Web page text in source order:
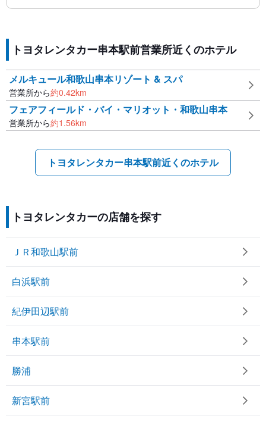
トヨタレンタカー串本駅前営業所近くのホテル
メルキュール和歌山串本リゾート & スパ
営業所から約0.42km
フェアフィールド・バイ・マリオット・和歌山串本
営業所から約1.56km
トヨタレンタカー串本駅前近くのホテル
トヨタレンタカーの店舗を探す
ＪＲ和歌山駅前
白浜駅前
紀伊田辺駅前
串本駅前
勝浦
新宮駅前